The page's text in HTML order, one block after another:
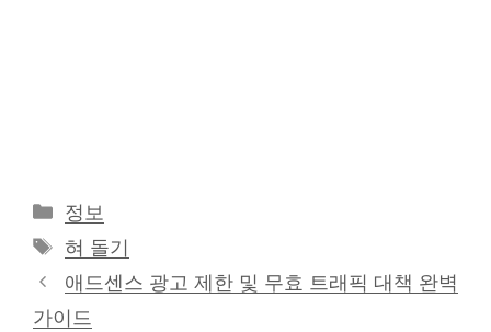
카
테
리
정보
태
그
혀 돌기
애드센스 광고 제한 및 무효 트래픽 대책 완벽
가이드